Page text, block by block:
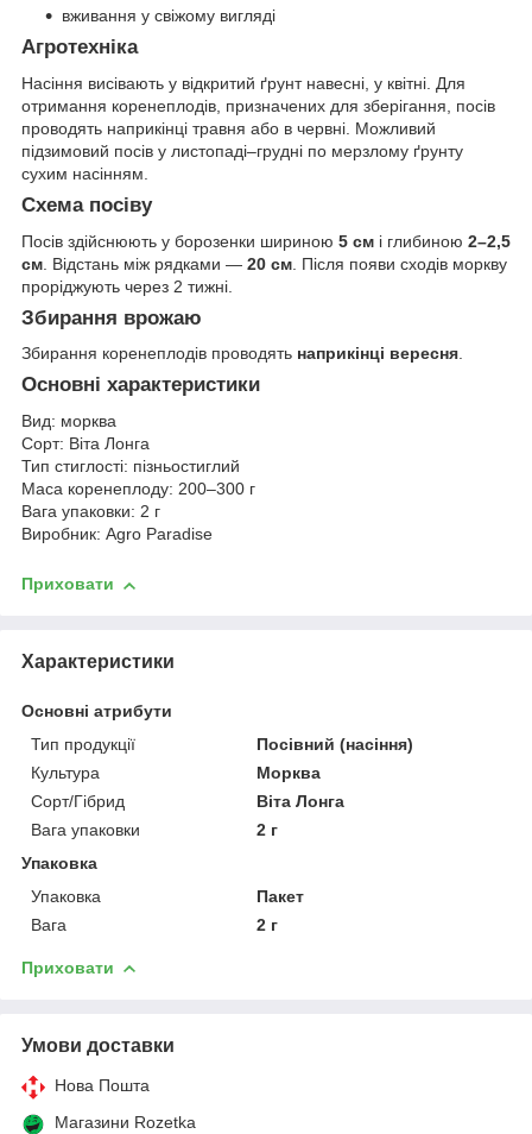
вживання у свіжому вигляді
Агротехніка
Насіння висівають у відкритий ґрунт навесні, у квітні. Для
отримання коренеплодів, призначених для зберігання, посів
проводять наприкінці травня або в червні. Можливий
підзимовий посів у листопаді–грудні по мерзлому ґрунту
сухим насінням.
Схема посіву
Посів здійснюють у борозенки шириною 5 см і глибиною 2–2,5
см . Відстань між рядками — 20 см . Після появи сходів моркву
проріджують через 2 тижні.
Збирання врожаю
Збирання коренеплодів проводять наприкінці вересня.
Основні характеристики
Вид: морква
Сорт: Віта Лонга
Тип стиглості: пізньостиглий
Маса коренеплоду: 200–300 г
Вага упаковки: 2 г
Виробник: Agro Paradise
Приховати
Характеристики
Основні атрибути
Тип продукції
Посівний (насіння)
Культура
Морква
Сорт/Гібрид
Віта Лонга
Вага упаковки
2 г
Упаковка
Упаковка
Пакет
Вага
2 г
Приховати
Умови доставки
Нова Пошта
Магазини Rozetka